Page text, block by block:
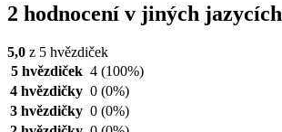
2 hodnocení v jiných jazycích
5,0 z 5 hvězdiček
5 hvězdiček 4 (100%)
4 hvězdičky 0 (0%)
3 hvězdičky 0 (0%)